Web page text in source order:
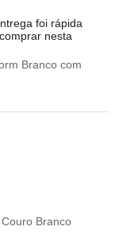
foi rápida
nesta
Branco com
Branco